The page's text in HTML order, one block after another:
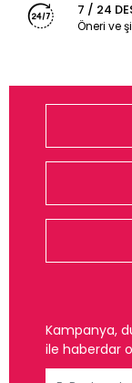
7 / 24
Öneri ve
Kampanya,
ile haberdar